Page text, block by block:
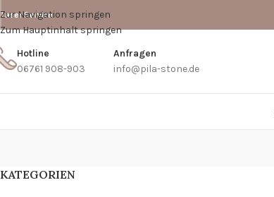
Zur Navigation springen
Zum Hauptinhalt springen
Laser Service
Hotline
06761 908-903
Anfragen
info@pila-stone.de
KATEGORIEN